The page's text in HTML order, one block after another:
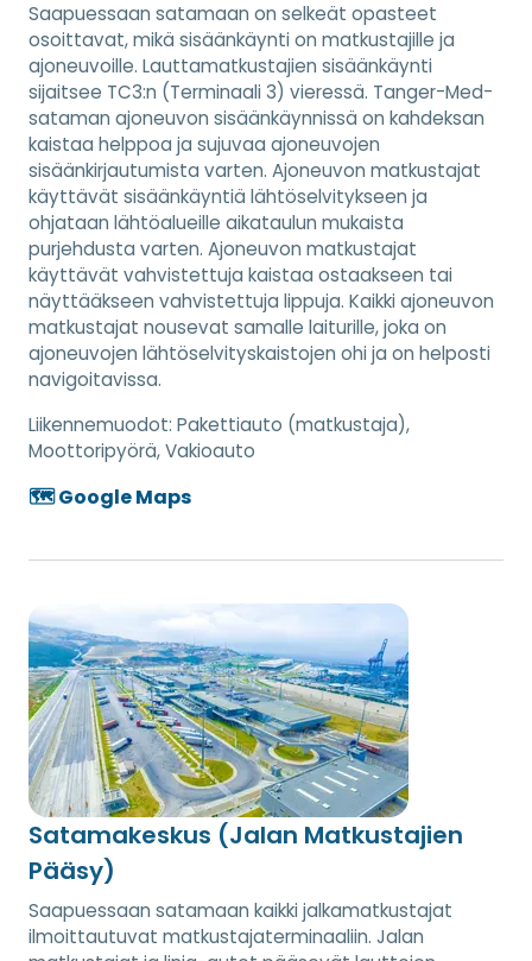
Saapuessaan satamaan on selkeät opasteet
osoittavat, mikä sisäänkäynti on matkustajille ja
ajoneuvoille. Lauttamatkustajien sisäänkäynti
sijaitsee TC3:n (Terminaali 3) vieressä. Tanger-Med-
sataman ajoneuvon sisäänkäynnissä on kahdeksan
kaistaa helppoa ja sujuvaa ajoneuvojen
sisäänkirjautumista varten. Ajoneuvon matkustajat
käyttävät sisäänkäyntiä lähtöselvitykseen ja
ohjataan lähtöalueille aikataulun mukaista
purjehdusta varten. Ajoneuvon matkustajat
käyttävät vahvistettuja kaistaa ostaakseen tai
näyttääkseen vahvistettuja lippuja. Kaikki ajoneuvon
matkustajat nousevat samalle laiturille, joka on
ajoneuvojen lähtöselvityskaistojen ohi ja on helposti
navigoitavissa.
Liikennemuodot: Pakettiauto (matkustaja),
Moottoripyörä, Vakioauto
🗺️ Google Maps
Satamakeskus (Jalan Matkustajien
Pääsy)
Saapuessaan satamaan kaikki jalkamatkustajat
ilmoittautuvat matkustajaterminaaliin. Jalan